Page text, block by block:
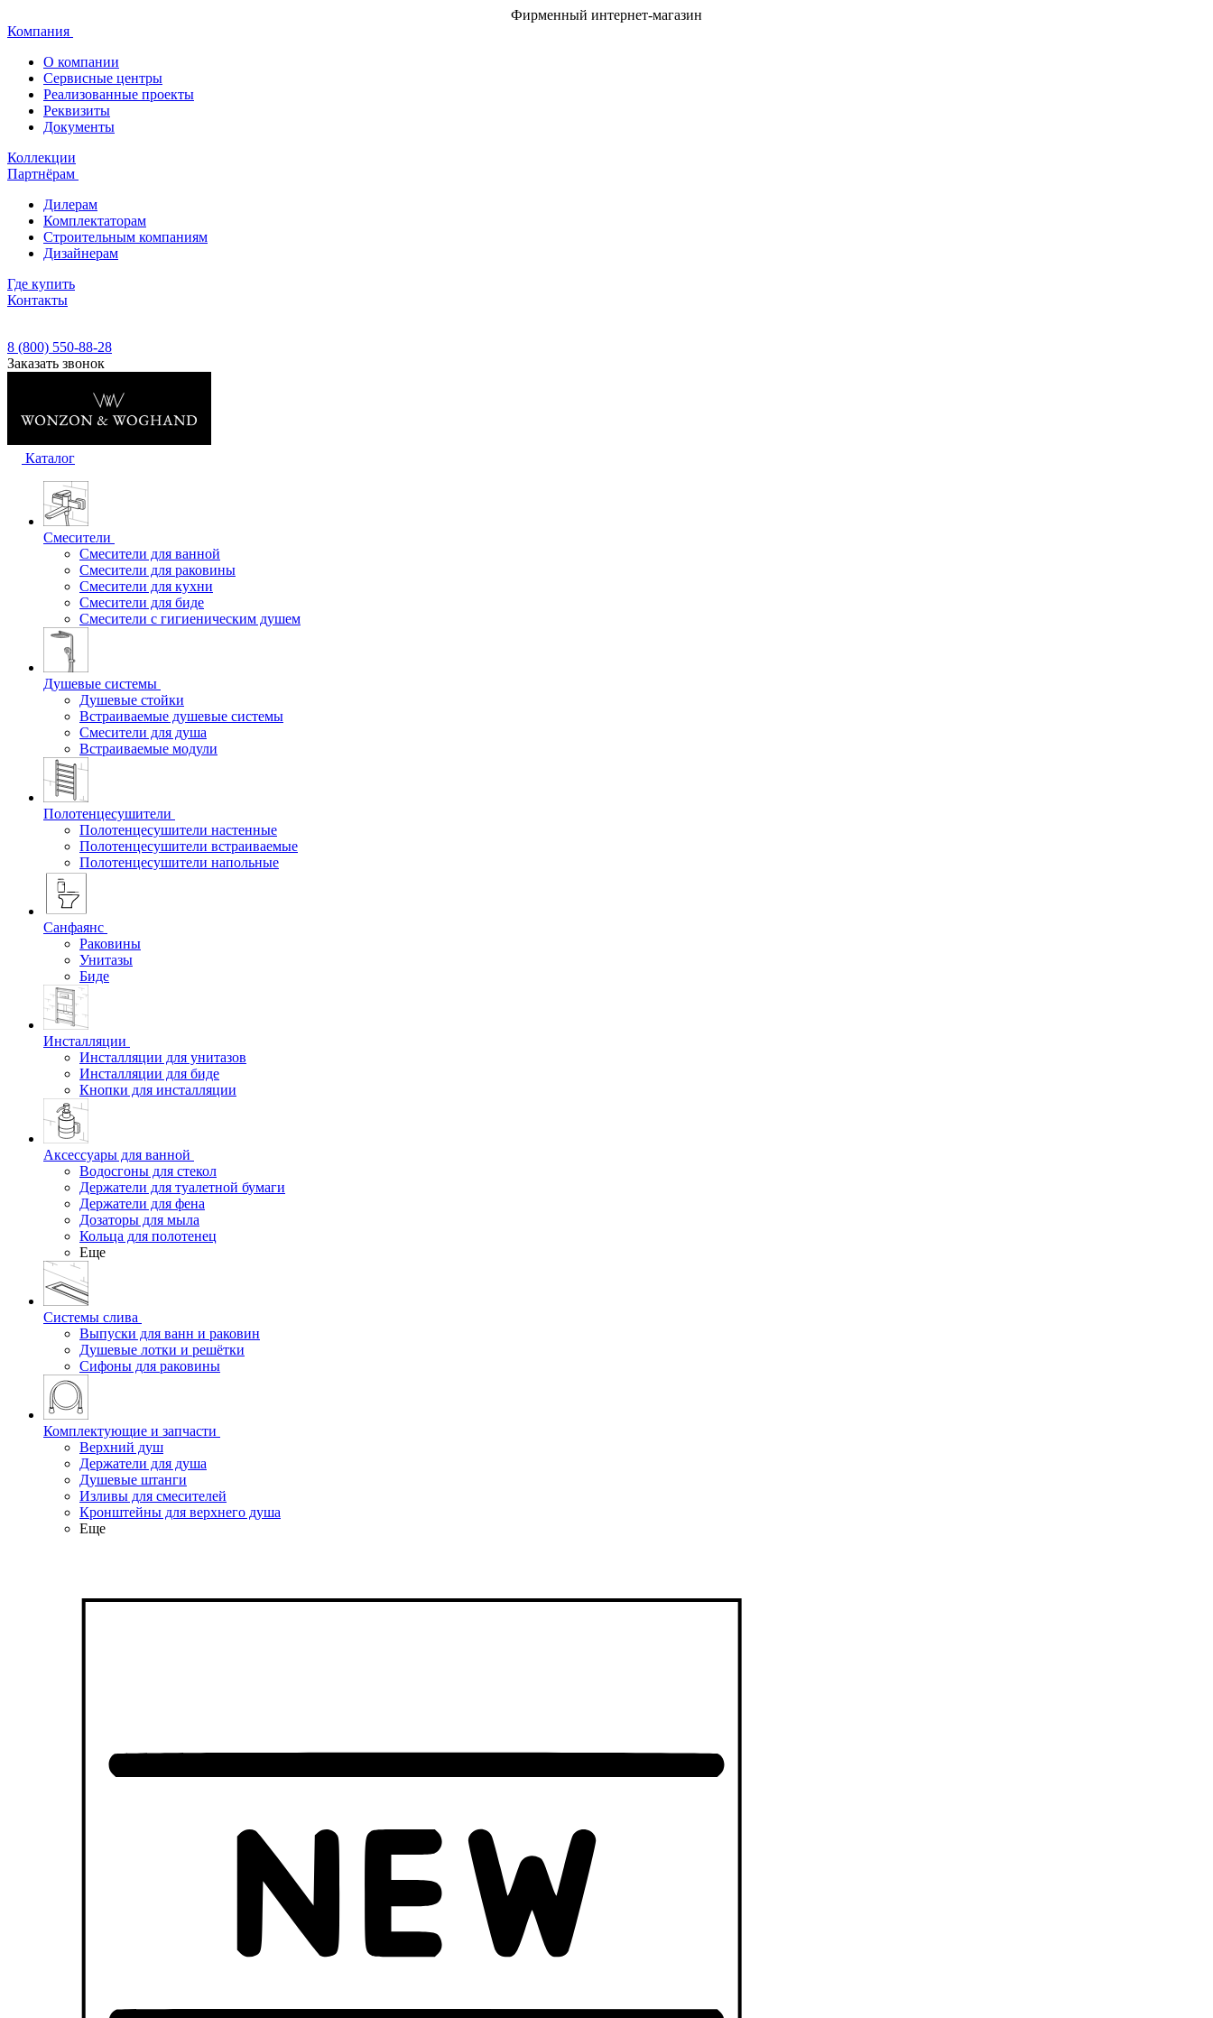
Фирменный интернет-магазин
Компания
О компании
Сервисные центры
Реализованные проекты
Реквизиты
Документы
Коллекции
Партнёрам
Дилерам
Комплектаторам
Строительным компаниям
Дизайнерам
Где купить
Контакты
8 (800) 550-88-28
Заказать звонок
Каталог
Смесители
Смесители для ванной
Смесители для раковины
Смесители для кухни
Смесители для биде
Смесители с гигиеническим душем
Душевые системы
Душевые стойки
Встраиваемые душевые системы
Смесители для душа
Встраиваемые модули
Полотенцесушители
Полотенцесушители настенные
Полотенцесушители встраиваемые
Полотенцесушители напольные
Санфаянс
Раковины
Унитазы
Биде
Инсталляции
Инсталляции для унитазов
Инсталляции для биде
Кнопки для инсталляции
Аксессуары для ванной
Водосгоны для стекол
Держатели для туалетной бумаги
Держатели для фена
Дозаторы для мыла
Кольца для полотенец
Еще
Системы слива
Выпуски для ванн и раковин
Душевые лотки и решётки
Сифоны для раковины
Комплектующие и запчасти
Верхний душ
Держатели для душа
Душевые штанги
Изливы для смесителей
Кронштейны для верхнего душа
Еще